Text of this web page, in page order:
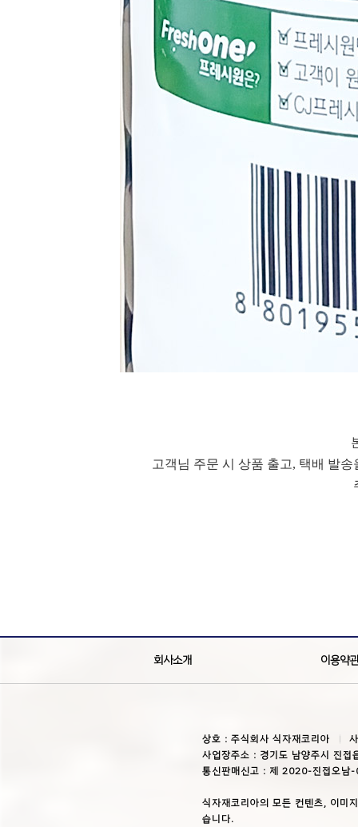
고객님 주문 시 상품 출고, 택배 발
회사소개 이용약
상호 : 주식회사 식자재코리아
사업장주소 : 경기도 남양주시 진
통신판매신고 : 제 2020-진접오남
식자재코리아의 모든 컨텐츠, 이미
습니다.